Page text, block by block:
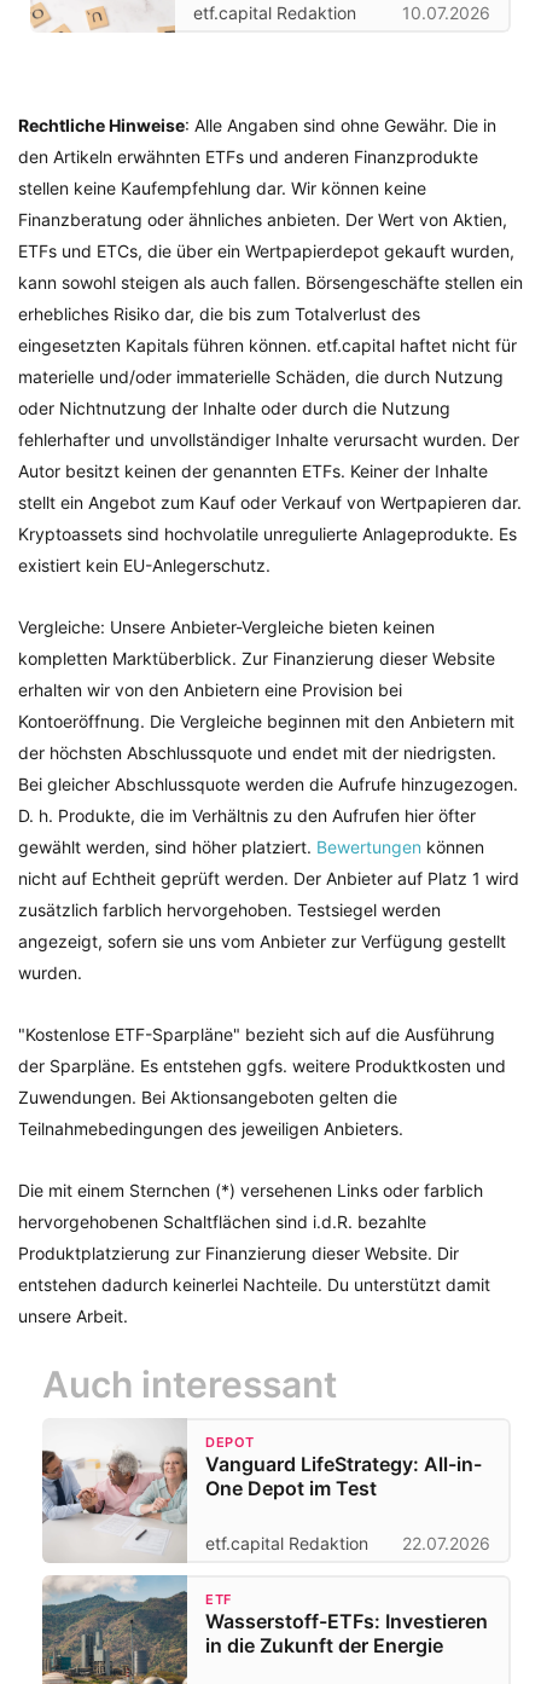
etf.capital Redaktion 10.07.2026
Rechtliche Hinweise: Alle Angaben sind ohne Gewähr. Die in
den Artikeln erwähnten ETFs und anderen Finanzprodukte
stellen keine Kaufempfehlung dar. Wir können keine
Finanzberatung oder ähnliches anbieten. Der Wert von Aktien,
ETFs und ETCs, die über ein Wertpapierdepot gekauft wurden,
kann sowohl steigen als auch fallen. Börsengeschäfte stellen ein
erhebliches Risiko dar, die bis zum Totalverlust des
eingesetzten Kapitals führen können. etf.capital haftet nicht für
materielle und/oder immaterielle Schäden, die durch Nutzung
oder Nichtnutzung der Inhalte oder durch die Nutzung
fehlerhafter und unvollständiger Inhalte verursacht wurden. Der
Autor besitzt keinen der genannten ETFs. Keiner der Inhalte
stellt ein Angebot zum Kauf oder Verkauf von Wertpapieren dar.
Kryptoassets sind hochvolatile unregulierte Anlageprodukte. Es
existiert kein EU-Anlegerschutz.
Vergleiche: Unsere Anbieter-Vergleiche bieten keinen
kompletten Marktüberblick. Zur Finanzierung dieser Website
erhalten wir von den Anbietern eine Provision bei
Kontoeröffnung. Die Vergleiche beginnen mit den Anbietern mit
der höchsten Abschlussquote und endet mit der niedrigsten.
Bei gleicher Abschlussquote werden die Aufrufe hinzugezogen.
D. h. Produkte, die im Verhältnis zu den Aufrufen hier öfter
gewählt werden, sind höher platziert. Bewertungen können
nicht auf Echtheit geprüft werden. Der Anbieter auf Platz 1 wird
zusätzlich farblich hervorgehoben. Testsiegel werden
angezeigt, sofern sie uns vom Anbieter zur Verfügung gestellt
wurden.
"Kostenlose ETF-Sparpläne" bezieht sich auf die Ausführung
der Sparpläne. Es entstehen ggfs. weitere Produktkosten und
Zuwendungen. Bei Aktionsangeboten gelten die
Teilnahmebedingungen des jeweiligen Anbieters.
Die mit einem Sternchen (*) versehenen Links oder farblich
hervorgehobenen Schaltflächen sind i.d.R. bezahlte
Produktplatzierung zur Finanzierung dieser Website. Dir
entstehen dadurch keinerlei Nachteile. Du unterstützt damit
unsere Arbeit.
Auch interessant
DEPOT
Vanguard LifeStrategy: All-in-
One Depot im Test
etf.capital Redaktion 22.07.2026
ETF
Wasserstoff-ETFs: Investieren
in die Zukunft der Energie